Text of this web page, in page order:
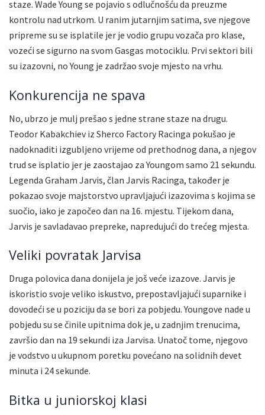
staze. Wade Young se pojavio s odlučnošću da preuzme
kontrolu nad utrkom. U ranim jutarnjim satima, sve njegove
pripreme su se isplatile jer je vodio grupu vozača pro klase,
vozeći se sigurno na svom Gasgas motociklu. Prvi sektori bili
su izazovni, no Young je zadržao svoje mjesto na vrhu.
Konkurencija ne spava
No, ubrzo je mulj prešao s jedne strane staze na drugu.
Teodor Kabakchiev iz Sherco Factory Racinga pokušao je
nadoknaditi izgubljeno vrijeme od prethodnog dana, a njegov
trud se isplatio jer je zaostajao za Youngom samo 21 sekundu.
Legenda Graham Jarvis, član Jarvis Racinga, također je
pokazao svoje majstorstvo upravljajući izazovima s kojima se
suočio, iako je započeo dan na 16. mjestu. Tijekom dana,
Jarvis je savladavao prepreke, napredujući do trećeg mjesta.
Veliki povratak Jarvisa
Druga polovica dana donijela je još veće izazove. Jarvis je
iskoristio svoje veliko iskustvo, prepostavljajući suparnike i
dovodeći se u poziciju da se bori za pobjedu. Youngove nade u
pobjedu su se činile upitnima dok je, u zadnjim trenucima,
završio dan na 19 sekundi iza Jarvisa. Unatoč tome, njegovo
je vodstvo u ukupnom poretku povećano na solidnih devet
minuta i 24 sekunde.
Bitka u juniorskoj klasi